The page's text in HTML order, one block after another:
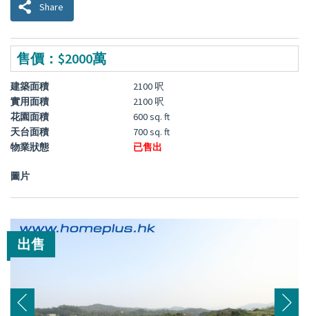
Share
售價：$2000萬
建築面積
2100 呎
實用面積
2100 呎
花園面積
600 sq. ft
天台面積
700 sq. ft
物業狀態
已售出
圖片
出售